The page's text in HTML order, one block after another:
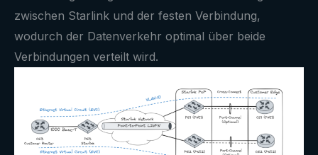
zwischen Starlink und der festen Verbindung,
wodurch der Datenverkehr optimal über beide
Verbindungen verteilt wird.